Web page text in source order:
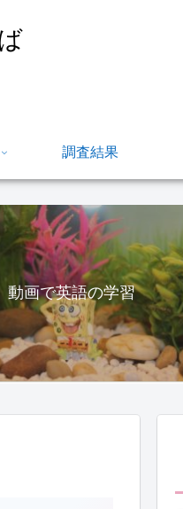
調査結果
動画で英語の学習